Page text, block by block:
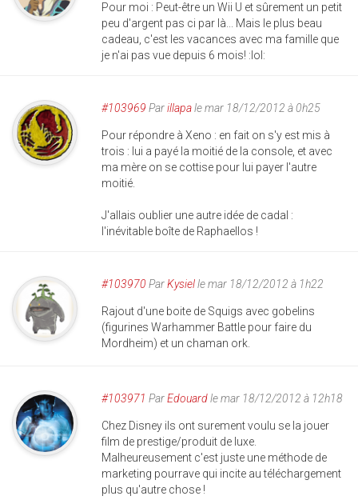
Pour moi : Peut-être un Wii U et sûrement un petit
peu d'argent pas ci par là... Mais le plus beau
cadeau, c'est les vacances avec ma famille que
je n'ai pas vue depuis 6 mois! :lol:
#103969 Parillapale mar 18/12/2012 à 0h25
Pour répondre à Xeno : en fait on s'y est mis à
trois : lui a payé la moitié de la console, et avec
ma mère on se cottise pour lui payer l'autre
moitié.
J'allais oublier une autre idée de cadal :
l'inévitable boîte de Raphaellos !
#103970 ParKysielle mar 18/12/2012 à 1h22
Rajout d'une boite de Squigs avec gobelins
(figurines Warhammer Battle pour faire du
Mordheim) et un chaman ork.
#103971 ParEdouardle mar 18/12/2012 à 12h18
Chez Disney ils ont surement voulu se la jouer
film de prestige/produit de luxe.
Malheureusement c'est juste une méthode de
marketing pourrave qui incite au téléchargement
plus qu'autre chose !